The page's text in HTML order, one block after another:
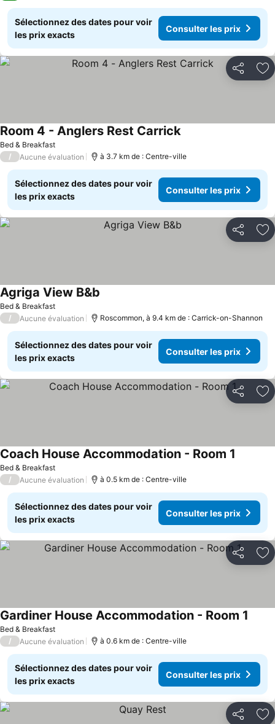
Sélectionnez des dates pour voir
les prix exacts
Consulter les prix
Partager
Bed & Breakfast
Room 4 - Anglers Rest Carrick
/ Aucune évaluation à 3.7 km de : Centre-ville
Sélectionnez des dates pour voir
les prix exacts
Consulter les prix
Partager
Bed & Breakfast
Agriga View B&b
/ Aucune évaluation Roscommon, à 9.4 km de : Carrick-on-Shannon
Sélectionnez des dates pour voir
les prix exacts
Consulter les prix
Partager
Bed & Breakfast
Coach House Accommodation - Room 1
/ Aucune évaluation à 0.5 km de : Centre-ville
Sélectionnez des dates pour voir
les prix exacts
Consulter les prix
Partager
Bed & Breakfast
Gardiner House Accommodation - Room 1
/ Aucune évaluation à 0.6 km de : Centre-ville
Sélectionnez des dates pour voir
les prix exacts
Consulter les prix
Partager